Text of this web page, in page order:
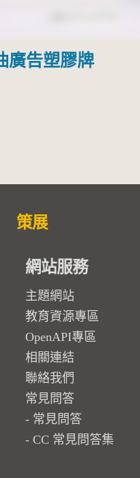
廣告塑膠牌
策展
網站服務
主題網站
教育資源專區
OpenAPI專區
相關連結
聯絡我們
常見問答
常見問答
CC 常見問答集